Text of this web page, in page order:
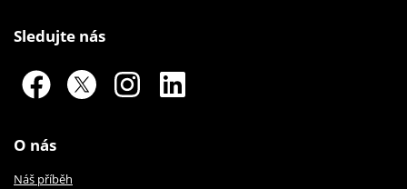
Sledujte nás
O nás
Náš příběh